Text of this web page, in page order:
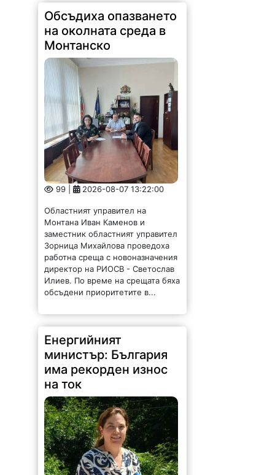
Обсъдиха опазването
на околната среда в
Монтанско
99 | 2026-08-07 13:22:00
Монтана Иван Каменов и
заместник областният управител
Зорница Михайлова проведоха
работна среща с новоназначения
директор на РИОСВ - Светослав
Илиев. По време на срещата бяха
обсъдени приоритетите в...
Енергийният
министър: България
има рекорден износ
на ток